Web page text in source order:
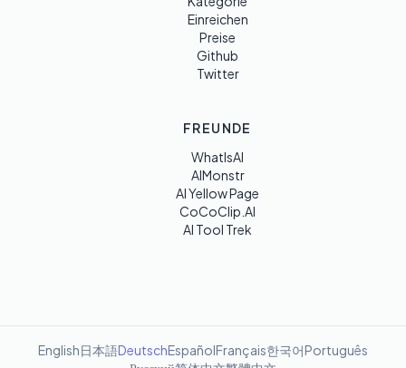
Einreichen
Preise
Github
Twitter
FREUNDE
WhatIsAI
AIMonstr
AI Yellow Page
CoCoClip.AI
AI Tool Trek
English日本語DeutschEspañolFrançais한국어Português